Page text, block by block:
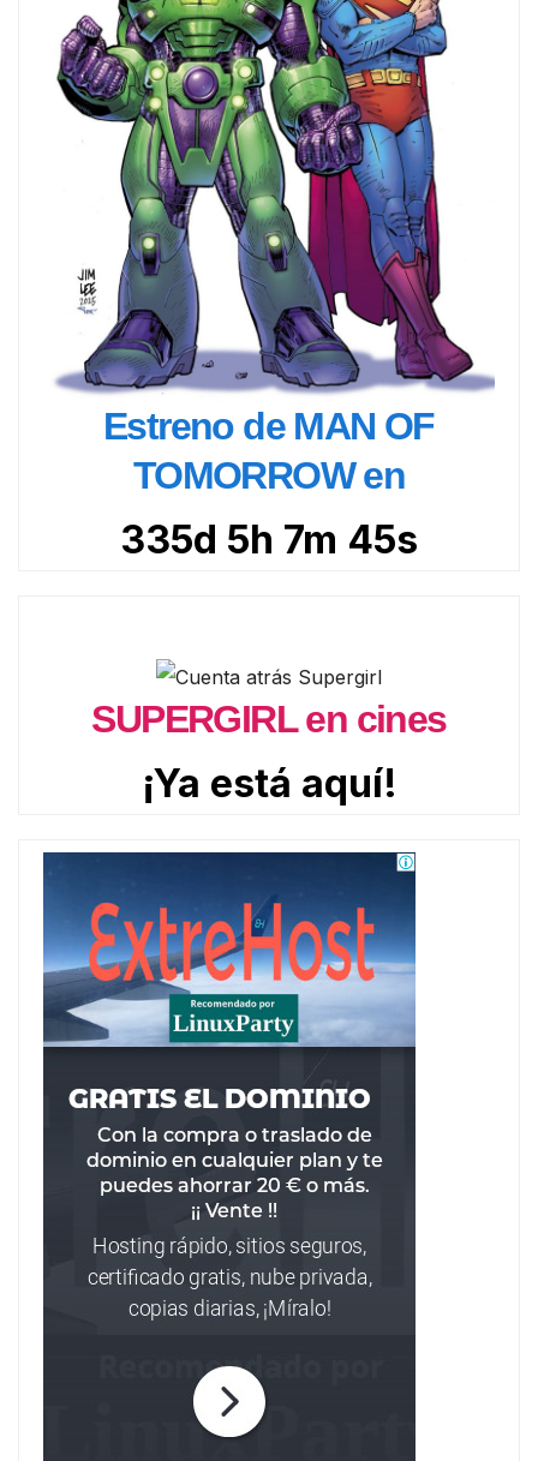
Estreno de MAN OF
TOMORROW en
335d 5h 7m 44s
SUPERGIRL en cines
¡Ya está aquí!